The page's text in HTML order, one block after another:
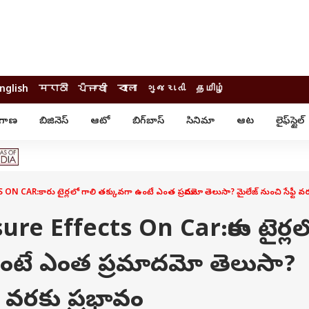
मराठी ਪੰਜਾਬੀ বাংলা ગુજરાતી தமிழ்
బిజినెస్ ఆటో బిగ్‌బాస్ సినిమా ఆట లైఫ్‌స్టైల్‌
ఓటీటీ-వెబ్‌సిరీస్‌
గాసిప్స్
ఆట
క్రికెట్
ఐపీఎల్
ట్రెండింగ్
యువ
ఎడ్యుకేషన్
ON CAR:కారు టైర్లలో గాలి తక్కువగా ఉంటే ఎంత ప్రమాదమో తెలుసా? మైలేజ్ నుంచి సేఫ్టీ
Effects On Car:కారు
ఎంత ప్రమాదమో తెలుసా?
ప్రభావం